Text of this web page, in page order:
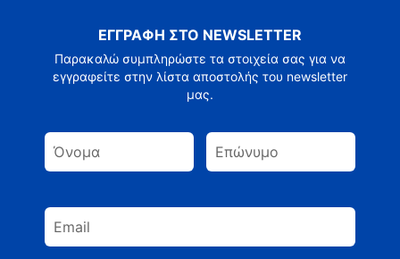
ΕΓΓΡΑΦΗ ΣΤΟ NEWSLETTER
Παρακαλώ συμπληρώστε τα στοιχεία σας για να
εγγραφείτε στην λίστα αποστολής του newsletter
μας.